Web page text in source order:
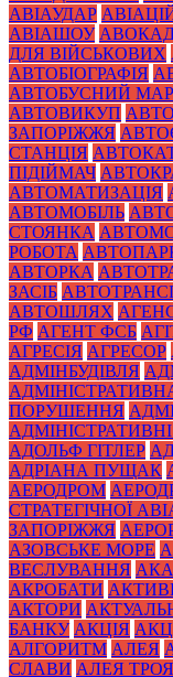
АВІАУДАР
АВІАШОУ
ДЛЯ ВІЙСЬКОВИХ
АВТОБІОГРАФІЯ
АВТОБУСНИЙ
АВТОВИКУП
ЗАПОРІЖЖЯ
СТАНЦІЯ
ПІДІЙМАЧ
АВТОМАТИЗАЦІЯ
АВТОМОБІЛЬ
СТОЯНКА
РОБОТА
АВТОРКА
ЗАСІБ
АВТОШЛЯХ
РФ АГЕНТ ФСБ
АГРЕСІЯ АГРЕСОР
АДМІНБУДІВЛЯ
ПОРУШЕННЯ
АДОЛЬФ ГІТЛЕР
АДРІАНА ПУЩАК
АЕРОДРОМ
СТРАТЕГІЧНОЇ
ЗАПОРІЖЖЯ
АЗОВСЬКЕ МОРЕ
ВЕСЛУВАННЯ
АКРОБАТИ
АКТОРИ
БАНКУ АКЦІЯ
АЛГОРИТМ АЛЕЯ
СЛАВИ АЛЕЯ